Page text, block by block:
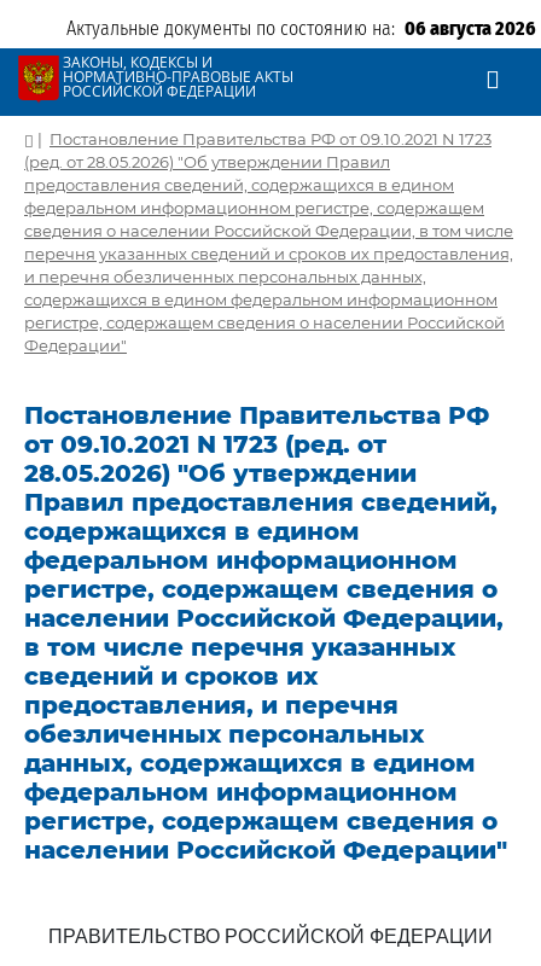
Актуальные документы по состоянию на: 06 августа 2026
ЗАКОНЫ, КОДЕКСЫ И
НОРМАТИВНО-ПРАВОВЫЕ АКТЫ
РОССИЙСКОЙ ФЕДЕРАЦИИ
| Постановление Правительства РФ от 09.10.2021 N 1723
(ред. от 28.05.2026) "Об утверждении Правил
предоставления сведений, содержащихся в едином
федеральном информационном регистре, содержащем
сведения о населении Российской Федерации, в том числе
перечня указанных сведений и сроков их предоставления,
и перечня обезличенных персональных данных,
содержащихся в едином федеральном информационном
регистре, содержащем сведения о населении Российской
Федерации"
Постановление Правительства РФ
от 09.10.2021 N 1723 (ред. от
28.05.2026) "Об утверждении
Правил предоставления сведений,
содержащихся в едином
федеральном информационном
регистре, содержащем сведения о
населении Российской Федерации,
в том числе перечня указанных
сведений и сроков их
предоставления, и перечня
обезличенных персональных
данных, содержащихся в едином
федеральном информационном
регистре, содержащем сведения о
населении Российской Федерации"
ПРАВИТЕЛЬСТВО РОССИЙСКОЙ ФЕДЕРАЦИИ